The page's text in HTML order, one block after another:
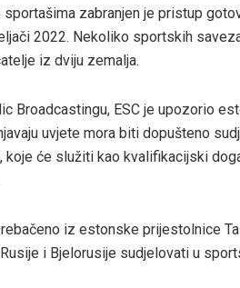
zabranjen je pristup
2022. Nekoliko sportskih
iz dviju zemalja.
Broadcastingu, ESC je upozorio
uvjete mora biti dopušteno
koje će služiti kao kvalifikacijski
iz estonske prijestolnice
i Bjelorusije sudjelovati u